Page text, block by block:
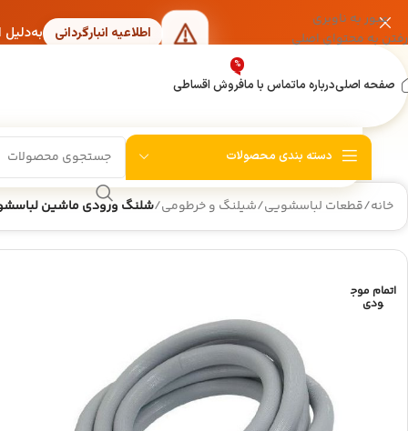
عبور به ناوبری
رفتن به محتوای اصلی
اطلاعیه انبارگردانی
صفحه اصلیدرباره ماتماس با مافروش اقساطی
%
دسته بندی محصولات
خانه/قطعات لباسشویی/شیلنگ و خرطومی/شلنگ ورودی ماشین لباسشویی 5
اتمام موج
ودی